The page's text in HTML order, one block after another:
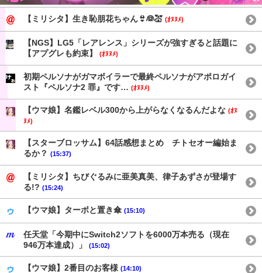
【ミリシタ】生き恥朋花ちゃん👙👰💒 (ｵﾇﾇﾒ)
【NGS】LG5「レアレンス」シリーズが強すぎると話題に
【アプグレも約束】
(ｵﾇﾇﾒ)
初期ペルソナがガマボイラーで最終ペルソナがアポロガイ
スト『ペルソナ2 罪』です… (ｵﾇﾇﾒ)
【ウマ娘】名鑑レベル300から上がらなくなるんだよな (ｵﾇ
ﾇﾒ)
【スターブロッサム】64話感想まとめ チトセオー編始ま
るか？ (15:37)
【ミリシタ】ちびぐるみに亜美真美、律子あずさが登場す
る!? (15:24)
【ウマ娘】ターボと置き傘 (15:10)
任天堂「今期中にSwitch2ソフトを6000万本売る（現在
946万本達成）」
(15:02)
【ウマ娘】2番目のお客様 (14:10)